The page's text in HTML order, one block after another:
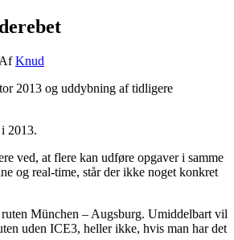
Af Knud
2013 og uddybning af tidligere
2013.
ved, at flere kan udføre opgaver i samme
og real-time, står der ikke noget konkret
München – Augsburg. Umiddelbart vil
uden ICE3, heller ikke, hvis man har det